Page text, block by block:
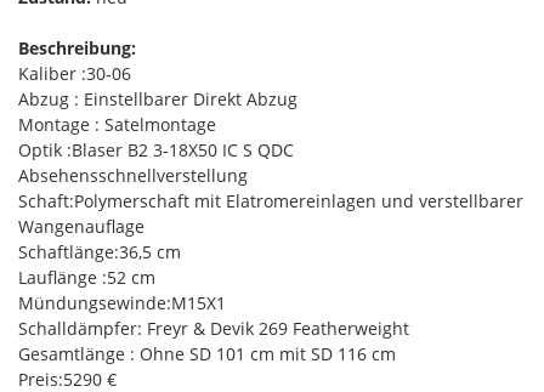
Beschreibung:
Kaliber :30-06
Abzug : Einstellbarer Direkt Abzug
Montage : Satelmontage
Optik :Blaser B2 3-18X50 IC S QDC
Absehensschnellverstellung
Schaft:Polymerschaft mit Elatromereinlagen und verstellbarer
Wangenauflage
Schaftlänge:36,5 cm
Lauflänge :52 cm
Mündungsewinde:M15X1
Schalldämpfer: Freyr & Devik 269 Featherweight
Gesamtlänge : Ohne SD 101 cm mit SD 116 cm
Preis:5290 €